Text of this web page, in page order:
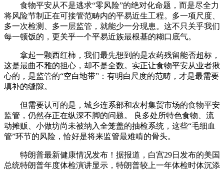
食物平安从不是逃求“零风险”的绝对化命题，而是尽全力
将风险节制正在可接管范畴内的平易近生工程。多一项尺度、
多一次检测、多一层监管，就能少一分现患。这不只关乎我们
每一顿饭的，更关乎一个平易近族最根基的糊口底气。
拿起一颗西红柿，我们最先想到的是农药残留能否超标，
这是最曲不雅的担心，却不是全数。实正让食物平安从业者揪
心的，是监管的“空白地带”：有明白尺度的范畴，才是最需要
填补的缝隙。
但需要认可的是，城乡连系部和农村集贸市场的食物平安
监管，仍然存正在纵深不脚的问题。 良多处所特色食物、流
动摊贩、小做坊尚未被纳入全笼盖的抽检系统，这些“毛细血
管”环节的风险，恰好是将来监管最难啃的骨头。
特朗普最新健康情况发布！据报道，白宫29日发布的美国
总统特朗普年度体检演讲显示，特朗普较上一年体检时体沉添